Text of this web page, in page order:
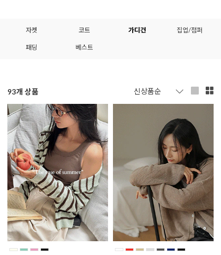
자켓 코트 가디건 집업/점퍼
패딩 베스트
93개 상품